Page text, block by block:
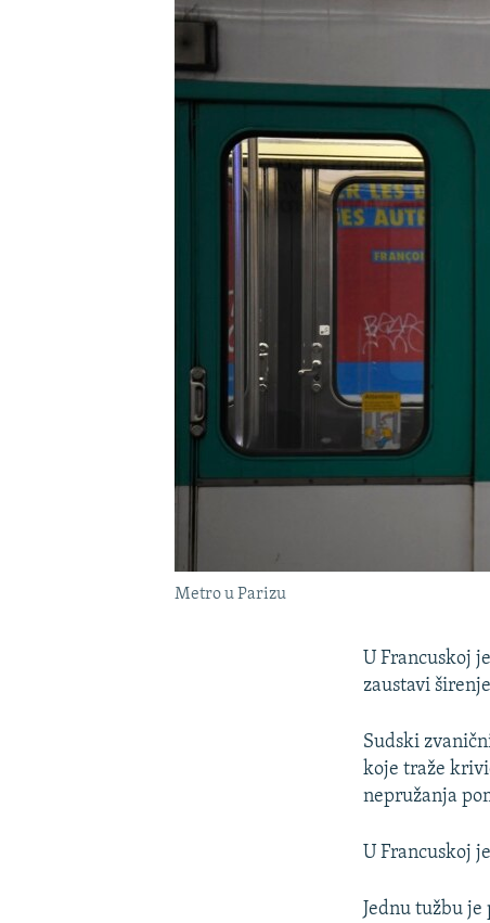
NASTANAK I RASPAD JUGOSLAVIJE
Metro u Parizu
U Francuskoj
zaustavi
Sudski
koje traže
nepružanja
U Francuskoj
Jednu tužbu